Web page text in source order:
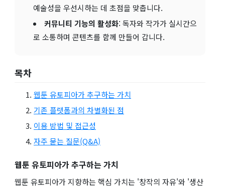
예술성을 우선시하는 데 초점을 맞춥니다.
커뮤니티 기능의 활성화: 독자와 작가가 실시간으
로 소통하며 콘텐츠를 함께 만들어 갑니다.
목차
웹툰 유토피아가 추구하는 가치
기존 플랫폼과의 차별화된 점
이용 방법 및 접근성
자주 묻는 질문(Q&A)
웹툰 유토피아가 추구하는 가치
웹툰 유토피아가 지향하는 핵심 가치는 '창작의 자유'와 '생산